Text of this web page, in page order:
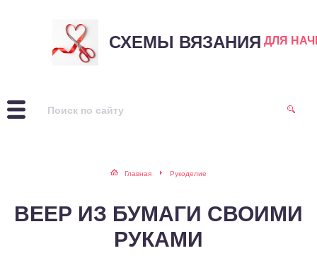
СХЕМЫ ВЯЗАНИЯ ДЛЯ
Главная Рукоделие
ВЕЕР ИЗ БУМАГИ СВОИМИ
РУКАМИ